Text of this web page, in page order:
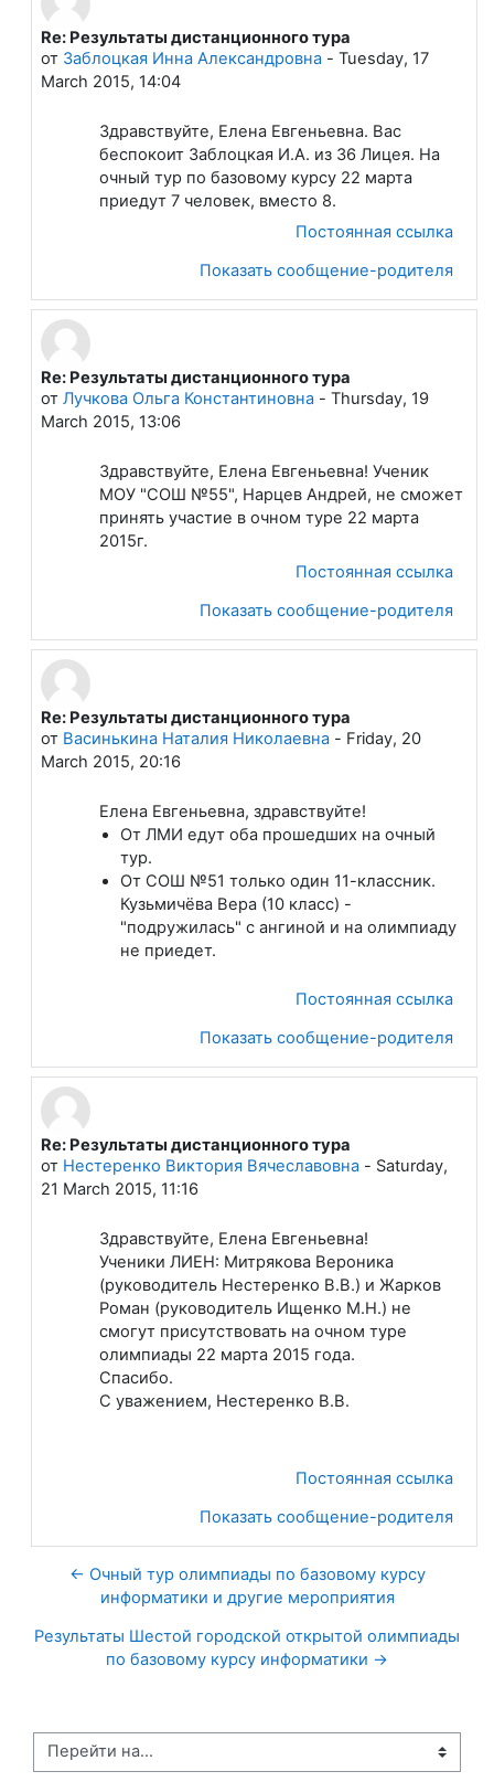
В ответ на Лапшева Елена Евгеньевна
Re: Результаты дистанционного тура
от Заблоцкая Инна Александровна- Tuesday, 17
March 2015, 14:04
Здравствуйте, Елена Евгеньевна. Вас
беспокоит Заблоцкая И.А. из 36 Лицея. На
очный тур по базовому курсу 22 марта
приедут 7 человек, вместо 8.
Постоянная ссылка
Показать сообщение-родителя
В ответ на Лапшева Елена Евгеньевна
Re: Результаты дистанционного тура
от Лучкова Ольга Константиновна- Thursday, 19
March 2015, 13:06
Здравствуйте, Елена Евгеньевна! Ученик
МОУ "СОШ №55", Нарцев Андрей, не сможет
принять участие в очном туре 22 марта
2015г.
Постоянная ссылка
Показать сообщение-родителя
В ответ на Лапшева Елена Евгеньевна
Re: Результаты дистанционного тура
от Васинькина Наталия Николаевна- Friday, 20
March 2015, 20:16
Елена Евгеньевна, здравствуйте!
От ЛМИ едут оба прошедших на очный
тур.
От СОШ №51 только один 11-классник.
Кузьмичёва Вера (10 класс) -
"подружилась" с ангиной и на олимпиаду
не приедет.
Постоянная ссылка
Показать сообщение-родителя
В ответ на Лапшева Елена Евгеньевна
Re: Результаты дистанционного тура
от Нестеренко Виктория Вячеславовна- Saturday,
21 March 2015, 11:16
Здравствуйте, Елена Евгеньевна!
Ученики ЛИЕН: Митрякова Вероника
(руководитель Нестеренко В.В.) и Жарков
Роман (руководитель Ищенко М.Н.) не
смогут присутствовать на очном туре
олимпиады 22 марта 2015 года.
Спасибо.
С уважением, Нестеренко В.В.
Постоянная ссылка
Показать сообщение-родителя
← Очный тур олимпиады по базовому курсу
информатики и другие мероприятия
Результаты Шестой городской открытой олимпиады
по базовому курсу информатики →
Перейти на...